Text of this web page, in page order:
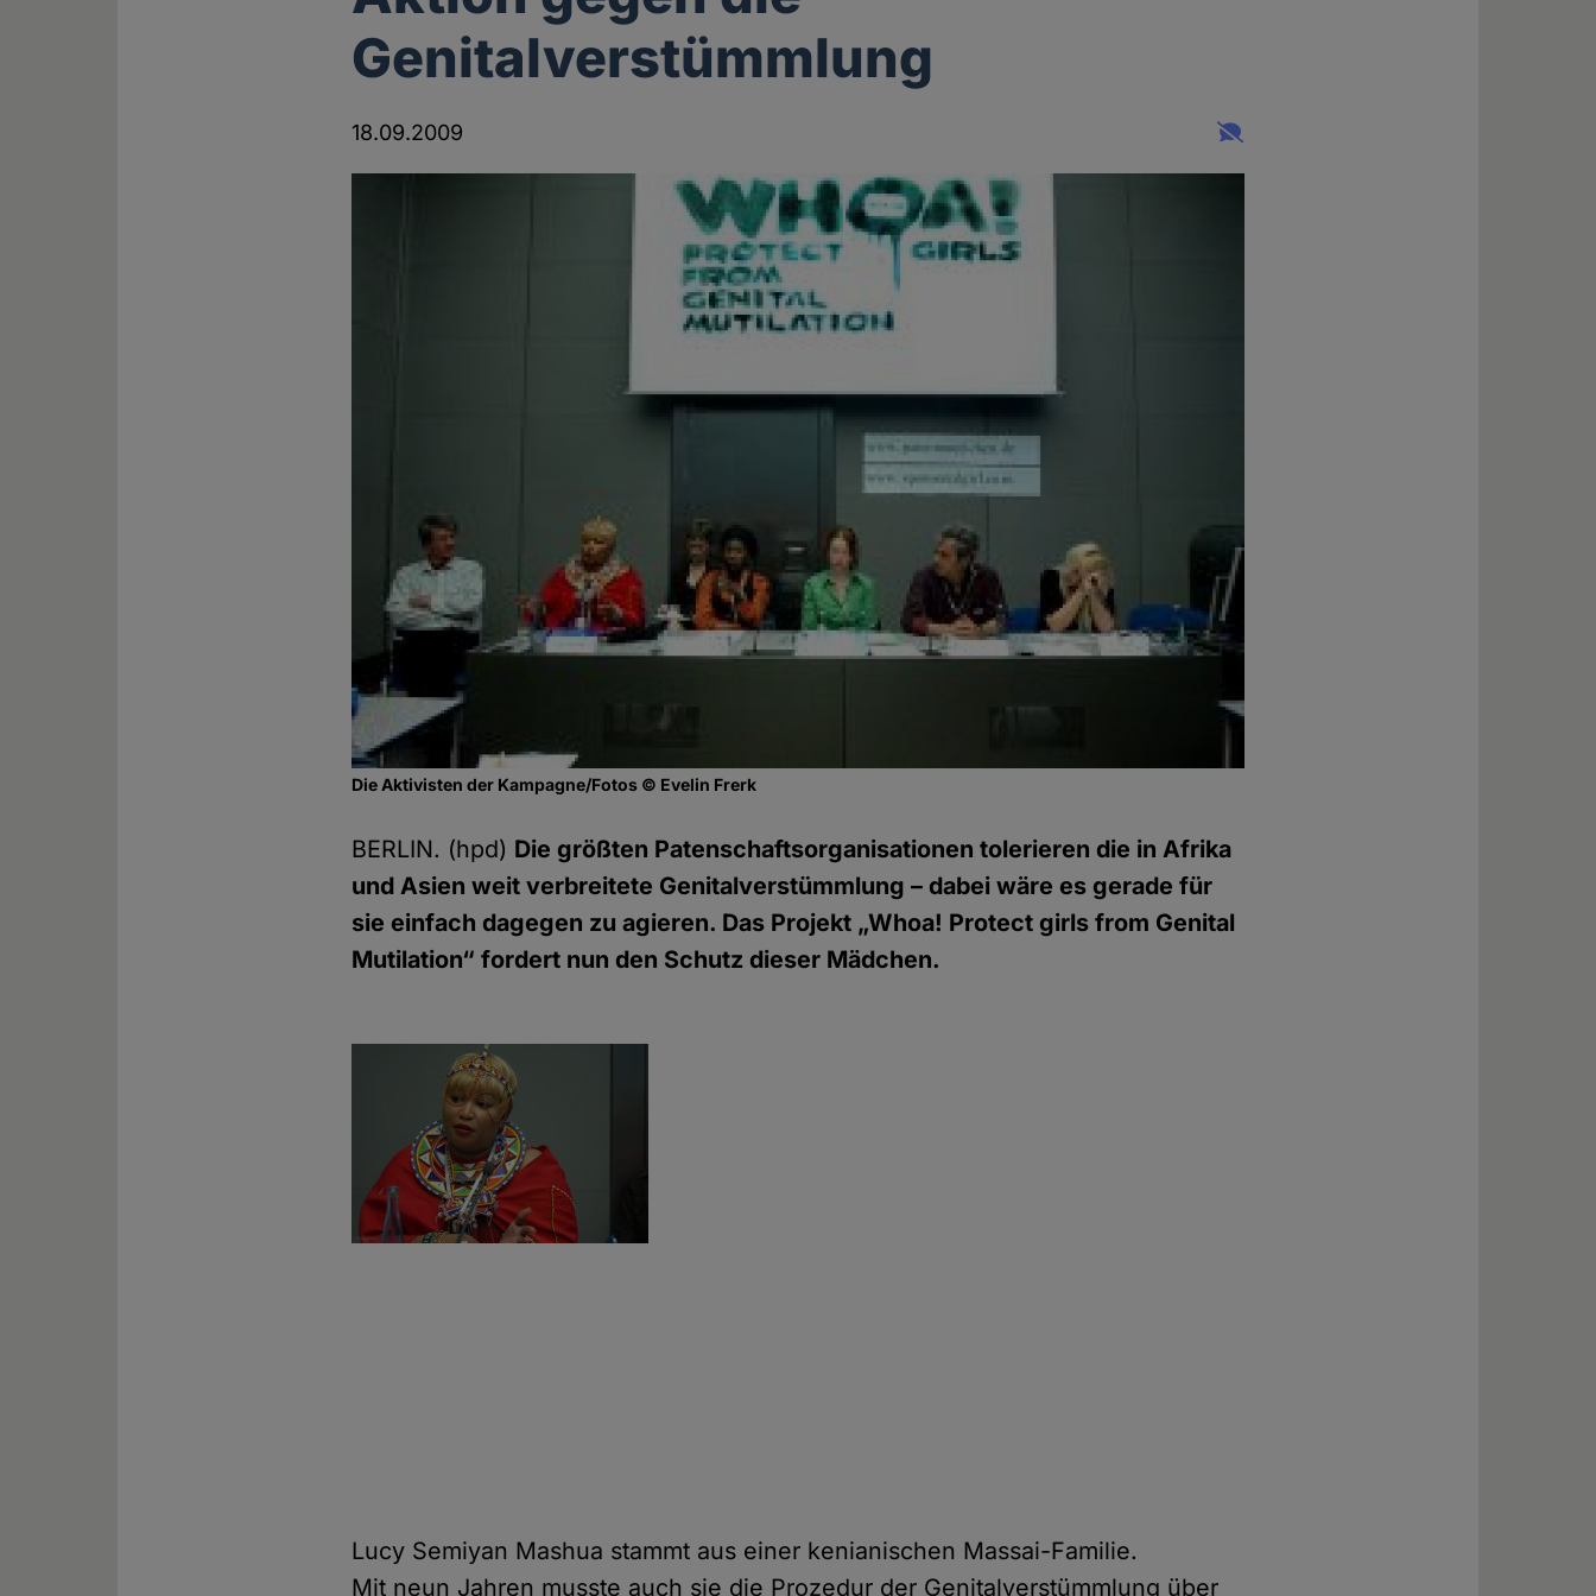
Genitalverstümmlung
18.09.2009
Die Aktivisten der Kampagne/Fotos © Evelin Frerk
BERLIN. (hpd) Die größten Patenschaftsorganisationen tolerieren die in Afrika
und Asien weit verbreitete Genitalverstümmlung – dabei wäre es gerade für
sie einfach dagegen zu agieren. Das Projekt „Whoa! Protect girls from Genital
Mutilation“ fordert nun den Schutz dieser Mädchen.
Lucy Semiyan Mashua stammt aus einer kenianischen Massai-Familie.
Mit neun Jahren musste auch sie die Prozedur der Genitalverstümmlung über